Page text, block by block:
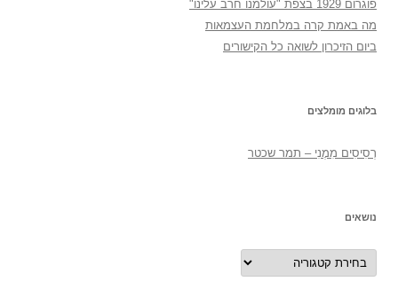
פוגרום 1929 בצפת "עולמנו חרב עלינו"
מה באמת קרה במלחמת העצמאות
ביום הזיכרון לשואה כל הקישורים
בלוגים מומלצים
רְסִיסִים מִמֶנִי – תמר שכטר
נושאים
נושאים